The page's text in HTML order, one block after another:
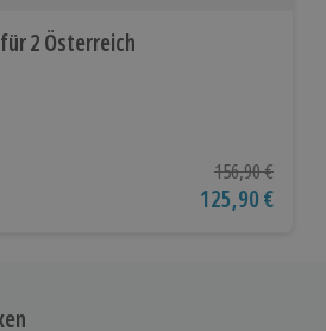
2 Österreich
auf 19 Bewertungen
Ursprünglicher
156,90 €
Aktueller Preis
125,90 €